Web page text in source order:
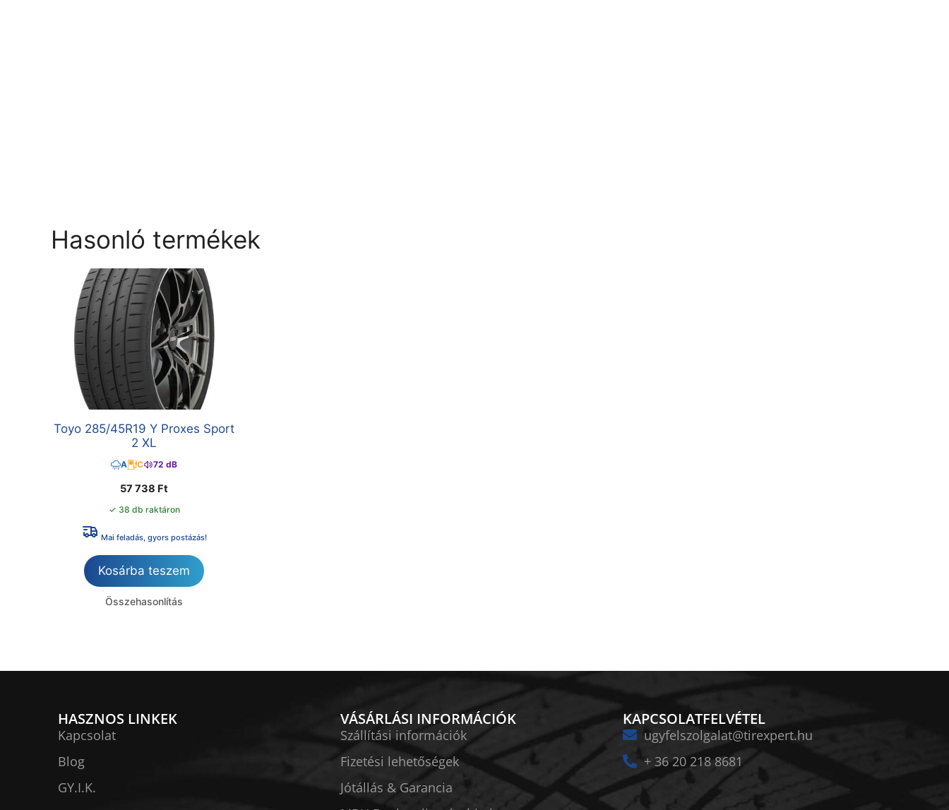
Hasonló termékek
Toyo 285/45R19 Y Proxes Sport
2 XL
A C 72 dB
57 738 Ft
✓ 38 db raktáron
Mai feladás, gyors postázás!
Kosárba teszem
Összehasonlítás
HASZNOS LINKEK
Kapcsolat
Blog
GY.I.K.
VÁSÁRLÁSI INFORMÁCIÓK
Szállítási információk
Fizetési lehetőségek
Jótállás & Garancia
KAPCSOLATFELVÉTEL
ugyfelszolgalat@tirexpert.hu
+ 36 20 218 8681